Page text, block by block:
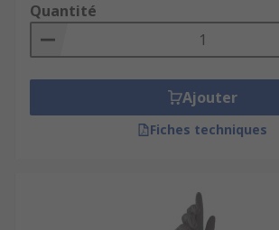
Quantité
Ajouter
Fiches techniques